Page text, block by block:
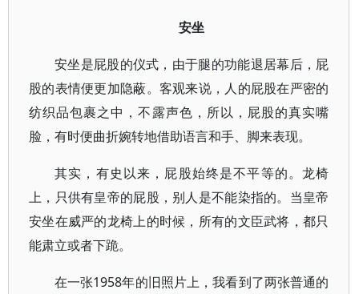
安坐
安坐是屁股的仪式，由于腿的功能退居幕后，屁
股的表情便更加隐蔽。客观来说，人的屁股在严密的
纺织品包裹之中，不露声色，所以，屁股的真实嘴
脸，有时便曲折婉转地借助语言和手、脚来表现。
其实，有史以来，屁股始终是不平等的。龙椅
上，只供有皇帝的屁股，别人是不能染指的。当皇帝
安坐在威严的龙椅上的时候，所有的文臣武将，都只
能肃立或者下跪。
在一张1958年的旧照片上，我看到了两张普通的